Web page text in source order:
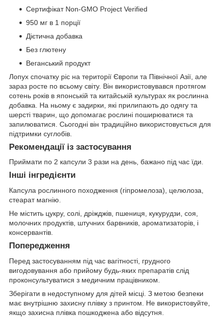
Сертифікат Non-GMO Project Verified
950 мг в 1 порції
Дієтична добавка
Без глютену
Веганський продукт
Лопух спочатку ріс на території Європи та Північної Азії, але
зараз росте по всьому світу. Він використовувався протягом
сотень років в японській та китайській культурах як рослинна
добавка. На ньому є задирки, які прилипають до одягу та
шерсті тварин, що допомагає рослині поширюватися та
запилюватися. Сьогодні він традиційно використовується для
підтримки суглобів.
Рекомендації із застосування
Приймати по 2 капсули 3 рази на день, бажано під час їди.
Інші інгредієнти
Капсула рослинного походження (гіпромелоза), целюлоза,
стеарат магнію.
Не містить цукру, солі, дріжджів, пшениця, кукурудзи, соя,
молочних продуктів, штучних барвників, ароматизаторів, і
консервантів.
Попередження
Перед застосуванням під час вагітності, грудного
вигодовування або прийому будь-яких препаратів слід
проконсультуватися з медичним працівником.
Зберігати в недоступному для дітей місці. З метою безпеки
має внутрішню захисну плівку з принтом. Не використовуйте,
якщо захисна плівка пошкоджена або відсутня.